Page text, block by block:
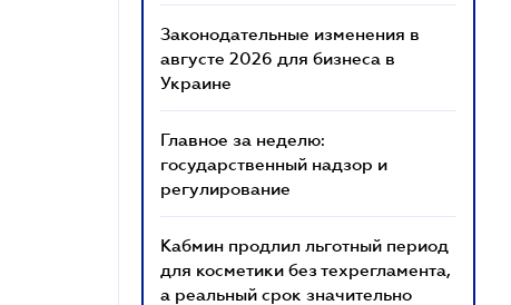
Законодательные изменения в
августе 2026 для бизнеса в
Украине
Главное за неделю:
государственный надзор и
регулирование
Кабмин продлил льготный период
для косметики без техрегламента,
а реальный срок значительно